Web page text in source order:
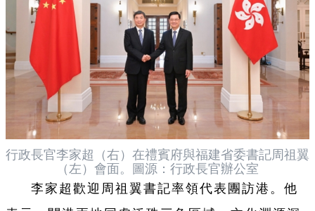
行政長官李家超（右）在禮賓府與福建省委書記周祖翼
（左）會面。圖源：行政長官辦公室
李家超歡迎周祖翼書記率領代表團訪港。他